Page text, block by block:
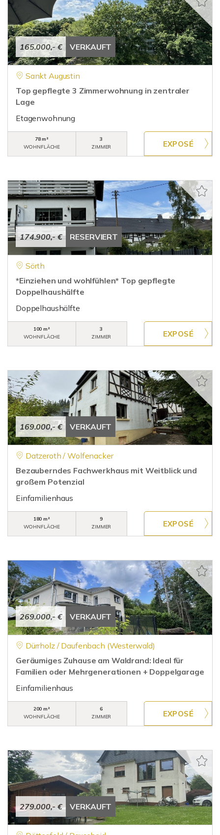
165.000,- € VERKAUFT
Sankt Augustin
Top gepflegte 3 Zimmerwohnung in zentraler
Lage
Etagenwohnung
78 m²
WOHNFLÄCHE
3
ZIMMER
174.900,- € RESERVIERT
Sörth
*Einziehen und wohlfühlen* Top gepflegte
Doppelhaushälfte
Doppelhaushälfte
100 m²
WOHNFLÄCHE
3
ZIMMER
169.000,- € VERKAUFT
Datzeroth / Wolfenacker
Bezauberndes Fachwerkhaus mit Weitblick und
großem Potenzial
Einfamilienhaus
180 m²
WOHNFLÄCHE
9
ZIMMER
269.000,- € VERKAUFT
Dürrholz / Daufenbach (Westerwald)
Geräumiges Zuhause am Waldrand: Ideal für
Familien oder Mehrgenerationen + Doppelgarage
Einfamilienhaus
200 m²
WOHNFLÄCHE
6
ZIMMER
279.000,- € VERKAUFT